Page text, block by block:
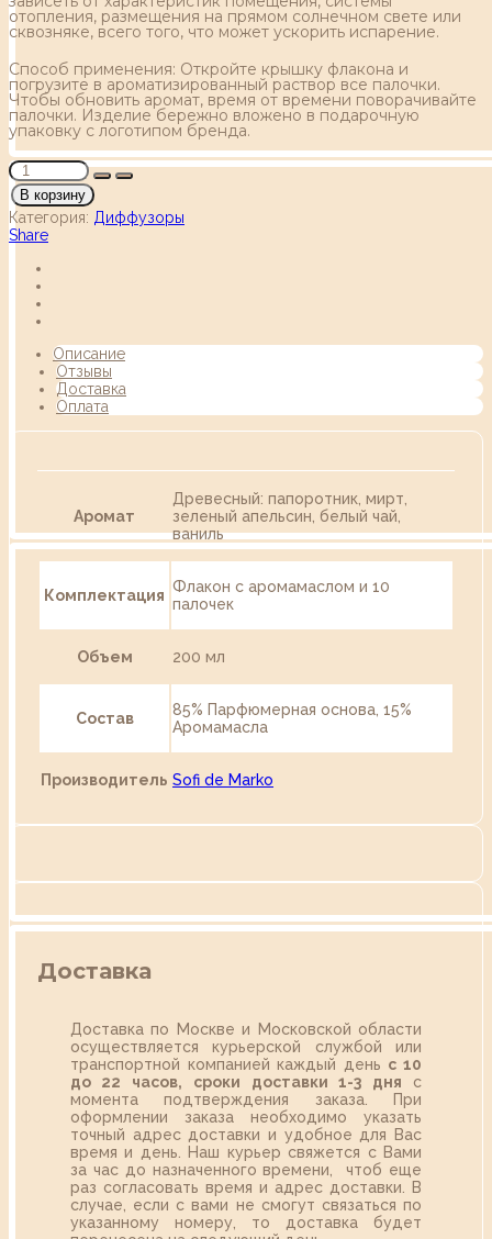
отопления, размещения на прямом солнечном свете или
сквозняке, всего того, что может ускорить испарение.
Способ применения: Откройте крышку флакона и
погрузите в ароматизированный раствор все палочки.
Чтобы обновить аромат, время от времени поворачивайте
палочки. Изделие бережно вложено в подарочную
упаковку с логотипом бренда.
В корзину
Категория: Диффузоры
Share
Описание
Отзывы
Доставка
Оплата
Аромат
Древесный: папоротник, мирт,
зеленый апельсин, белый чай,
ваниль
Комплектация Флакон с аромамаслом и 10
палочек
Объем 200 мл
Состав
85% Парфюмерная основа, 15%
Аромамасла
Производитель Sofi de Marko
Доставка
Доставка по Москве и Московской области
осуществляется курьерской службой или
транспортной компанией каждый день с 10
до 22 часов,
сроки доставки 1-3 дня с
момента подтверждения заказа. При
оформлении заказа необходимо указать
точный адрес доставки и удобное для Вас
время и день. Наш курьер свяжется с Вами
за час до назначенного времени, чтоб еще
раз согласовать время и адрес доставки. В
случае, если с вами не смогут связаться по
указанному номеру, то доставка будет